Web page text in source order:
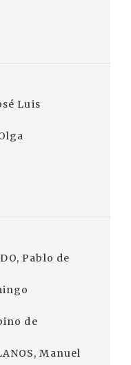
Luis
Pablo de
de
Manuel